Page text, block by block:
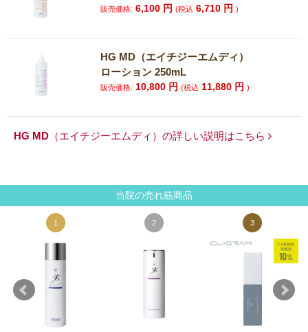
販売価格: 6,100 円(税込 6,710 円)
HG MD（エイチジーエムディ）
ローション 250mL
販売価格: 10,800 円(税込 11,880 円)
HG MD（エイチジーエムディ）の詳しい説明はこちら
当院の売れ筋商品
1 2 3